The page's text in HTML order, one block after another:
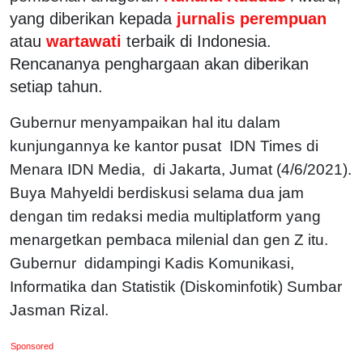
yang diberikan kepada jurnalis perempuan
atau wartawati terbaik di Indonesia.
Rencananya penghargaan akan diberikan
setiap tahun.
Gubernur menyampaikan hal itu dalam
kunjungannya ke kantor pusat IDN Times di
Menara IDN Media, di Jakarta, Jumat (4/6/2021).
Buya Mahyeldi berdiskusi selama dua jam
dengan tim redaksi media multiplatform yang
menargetkan pembaca milenial dan gen Z itu.
Gubernur didampingi Kadis Komunikasi,
Informatika dan Statistik (Diskominfotik) Sumbar
Jasman Rizal.
Sponsored